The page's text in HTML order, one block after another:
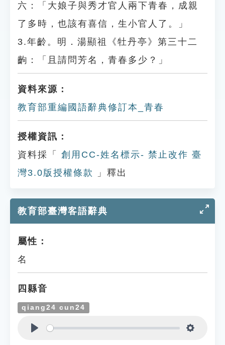
六：「大娘子與秀才官人兩下青春，成親
了多時，也該有喜信，生小官人了。」
3.年齡。明．湯顯祖《牡丹亭》第三十二
齣：「且請問芳名，青春多少？」
資料來源：
教育部重編國語辭典修訂本_青春
授權資訊：
資料採「
創用CC-姓名標示- 禁止改作 臺
灣3.0版授權條款
」釋出
教育部臺灣客語辭典
屬性：
名
四縣音
qiang24 cun24